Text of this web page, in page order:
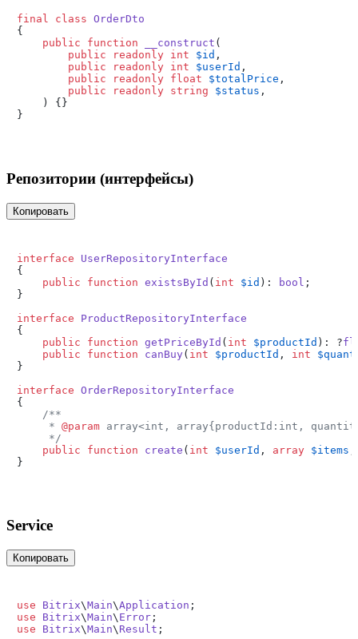
final class OrderDto
{
public
function __construct (
public
readonly int $id ,
public
readonly int $userId ,
public
readonly float $totalPrice ,
public
readonly string $status ,
) {}
Репозитории (интерфейсы)
Копировать
interface
UserRepositoryInterface
{
public
function existsById ( int $id ): bool ;
}
interface
ProductRepositoryInterface
{
public
function getPriceById ( int $productId ): ?
public
function canBuy( int $productId , int
}
interface OrderRepositoryInterface
{
/**
     *
@param array<int, array{productId:int,
     */
public
function create ( int $userId , array $items
Service
Копировать
use Bitrix\Main\Application
use
Bitrix\Main\ Error
use
Bitrix\Main\ Result ;